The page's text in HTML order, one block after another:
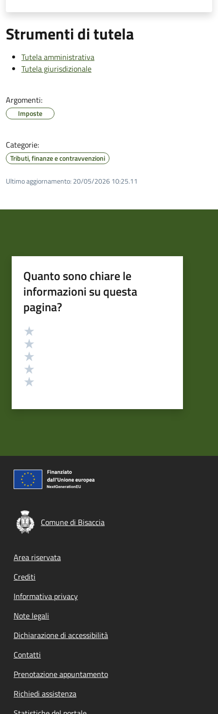
Strumenti di tutela
Tutela amministrativa
Tutela giurisdizionale
Argomenti:
Imposte
Categorie:
Tributi, finanze e contravvenzioni
Ultimo aggiornamento: 20/05/2026 10:25.11
Quanto sono chiare le
informazioni su questa
pagina?
Valutazione
Comune di Bisaccia
Footer menu
Area riservata
Crediti
Informativa privacy
Note legali
Dichiarazione di accessibilità
Contatti
Prenotazione appuntamento
Richiedi assistenza